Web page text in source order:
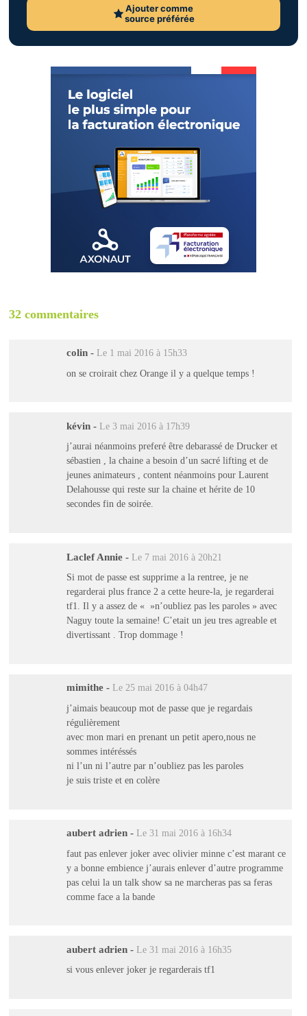
Ajouter comme
source préférée
32 commentaires
colin - Le 1 mai 2016 à 15h33
on se croirait chez Orange il y a quelque temps !
kévin - Le 3 mai 2016 à 17h39
j’aurai néanmoins preferé être debarassé de Drucker et
sébastien , la chaine a besoin d’un sacré lifting et de
jeunes animateurs , content néanmoins pour Laurent
Delahousse qui reste sur la chaine et hérite de 10
secondes fin de soirée.
Laclef Annie - Le 7 mai 2016 à 20h21
Si mot de passe est supprime a la rentree, je ne
regarderai plus france 2 a cette heure-la, je regarderai
tf1. Il y a assez de « »n’oubliez pas les paroles » avec
Naguy toute la semaine! C’etait un jeu tres agreable et
divertissant . Trop dommage !
mimithe - Le 25 mai 2016 à 04h47
j’aimais beaucoup mot de passe que je regardais
régulièrement
avec mon mari en prenant un petit apero,nous ne
sommes intéréssés
ni l’un ni l’autre par n’oubliez pas les paroles
je suis triste et en colère
aubert adrien - Le 31 mai 2016 à 16h34
faut pas enlever joker avec olivier minne c’est marant ce
y a bonne embience j’aurais enlever d’autre programme
pas celui la un talk show sa ne marcheras pas sa feras
comme face a la bande
aubert adrien - Le 31 mai 2016 à 16h35
si vous enlever joker je regarderais tf1